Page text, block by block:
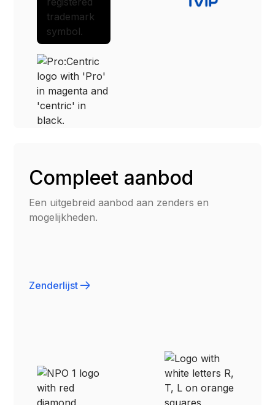
Compleet aanbod
Een uitgebreid aanbod aan zenders en
mogelijkheden.
Zenderlijst